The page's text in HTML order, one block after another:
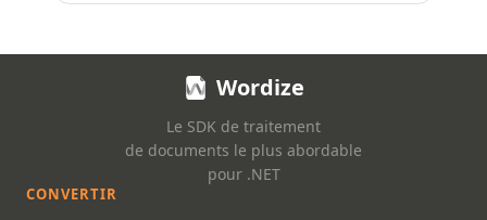
Wordize
Le SDK de traitement
de documents le plus abordable
pour .NET
CONVERTIR